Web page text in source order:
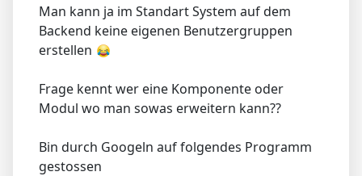
Man kann ja im Standart System auf dem
Backend keine eigenen Benutzergruppen
erstellen
Frage kennt wer eine Komponente oder
Modul wo man sowas erweitern kann??
Bin durch Googeln auf folgendes Programm
gestossen